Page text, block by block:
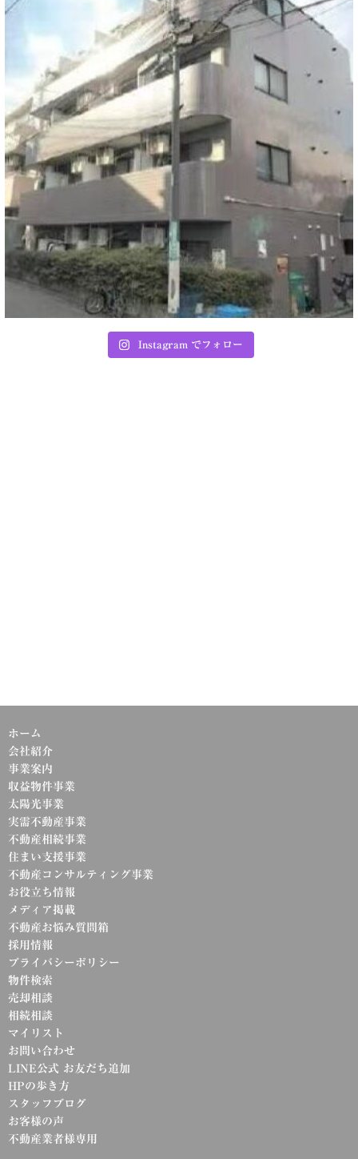
Instagram でフォロー
ホーム
会社紹介
事業案内
収益物件事業
太陽光事業
実需不動産事業
不動産相続事業
住まい支援事業
不動産コンサルティング事業
お役立ち情報
メディア掲載
不動産お悩み質問箱
採用情報
プライバシーポリシー
物件検索
売却相談
相続相談
マイリスト
お問い合わせ
LINE公式 お友だち追加
HPの歩き方
スタッフブログ
お客様の声
不動産業者様専用